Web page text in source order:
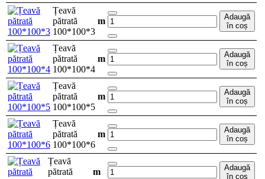
Țeavă
pătrată
100*100*3
m
Adaugă
în coș
Țeavă
pătrată
100*100*4
m
Adaugă
în coș
Țeavă
pătrată
100*100*5
m
Adaugă
în coș
Țeavă
pătrată
100*100*6
m
Adaugă
în coș
Țeavă
pătrată
m
Adaugă
în coș